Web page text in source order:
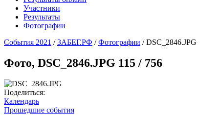
Участники
Результаты
Фотографии
События 2021 /ЗАБЕГ.РФ /Фотографии /DSC_2846.JPG
Фото, DSC_2846.JPG 115 / 756
Поделиться:
Календарь
Прошедшие события